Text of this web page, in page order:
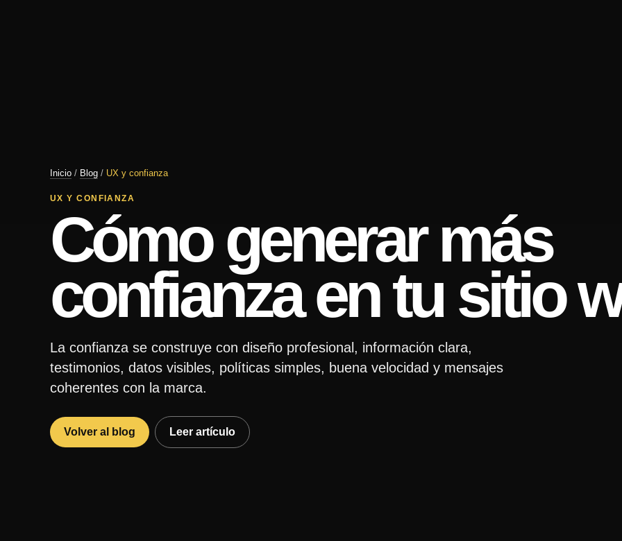
Inicio / Blog / UX y confianza
UX Y CONFIANZA
Cómo generar más
confianza en tu sitio
La confianza se construye con diseño profesional, información clara,
testimonios, datos visibles, políticas simples, buena velocidad y mensajes
coherentes con la marca.
Volver al blog Leer artículo